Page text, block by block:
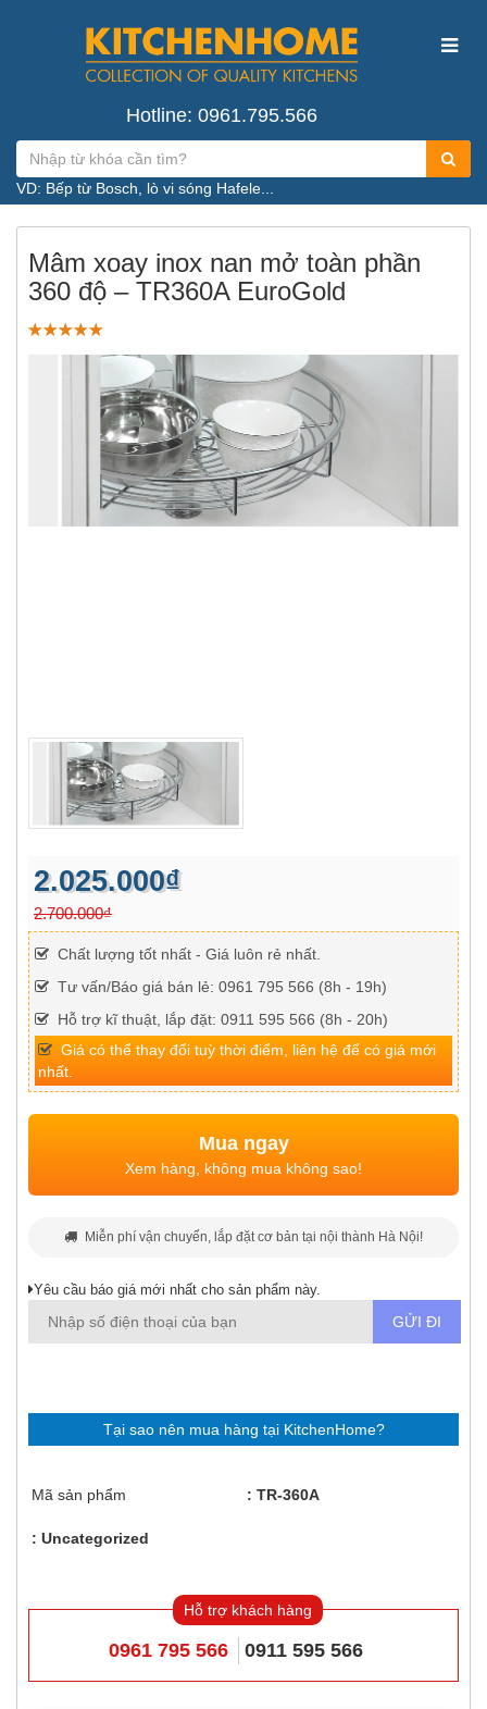
Hotline: 0961.795.566
VD: Bếp từ Bosch, lò vi sóng Hafele...
Mâm xoay inox nan mở toàn phần
360 độ – TR360A EuroGold
2.025.000₫
2.700.000₫
Chất lượng tốt nhất - Giá luôn rẻ nhất.
Tư vấn/Báo giá bán lẻ: 0961 795 566 (8h - 19h)
Hỗ trợ kĩ thuật, lắp đặt: 0911 595 566 (8h - 20h)
Giá có thể thay đổi tuỳ thời điểm, liên hệ để có giá mới
nhất.
Mua ngay
Xem hàng, không mua không sao!
Miễn phí vận chuyển, lắp đặt cơ bản tại nội thành Hà Nội!
Yêu cầu báo giá mới nhất cho sản phẩm này.
Tại sao nên mua hàng tại KitchenHome?
Mã sản phẩm TR-360A
Uncategorized
Hỗ trợ khách hàng
0961 795 566 0911 595 566